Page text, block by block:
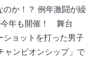
のか！？ 例年激闘が繰
今年も開催！ 舞台
ショットを打った男子
ャンピオンシップ」で